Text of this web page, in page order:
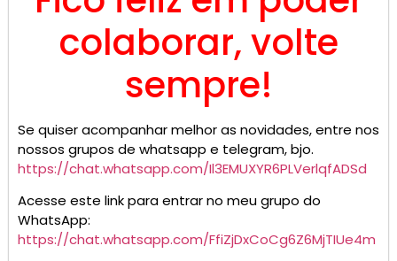
colaborar, volte
sempre!
Se quiser acompanhar melhor as novidades, entre nos
nossos grupos de whatsapp e telegram, bjo.
https://chat.whatsapp.com/Il3EMUXYR6PLVerlqfADSd
Acesse este link para entrar no meu grupo do
WhatsApp:
https://chat.whatsapp.com/FfiZjDxCoCg6Z6MjTIUe4m